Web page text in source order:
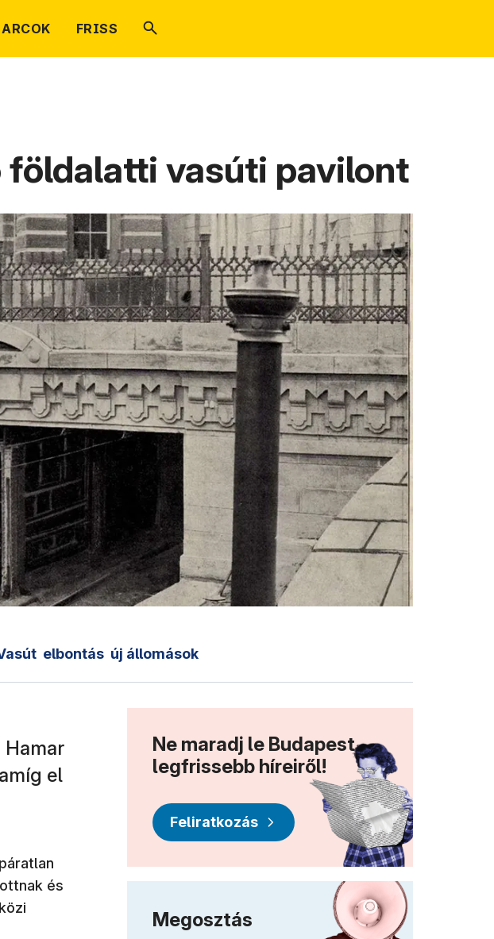
ARCOK FRISS
földalatti vasúti pavilont
elbontás új állomások
el
és
Ne maradj le Budapest
legfrissebb híreiről!
Feliratkozás
Megosztás